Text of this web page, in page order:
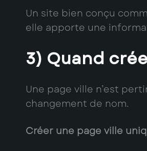
Un site bien conçu
elle apporte une
3) Quand
Une page ville n’est
changement de nom.
Créer une page ville